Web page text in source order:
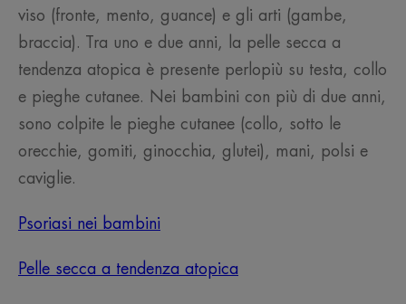
viso (fronte, mento, guance) e gli arti (gambe,
braccia). Tra uno e due anni, la pelle secca a
tendenza atopica è presente perlopiù su testa, collo
e pieghe cutanee. Nei bambini con più di due anni,
sono colpite le pieghe cutanee (collo, sotto le
orecchie, gomiti, ginocchia, glutei), mani, polsi e
caviglie.
Psoriasi nei bambini
Pelle secca a tendenza atopica